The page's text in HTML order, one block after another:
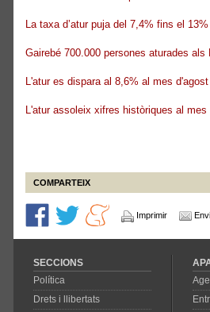
La taxa d’atur puja del 7,4% fins el
Gairebé 700.000 persones aturades
L'atur es dispara al 8,6% al mes
L'atur assoleix xifres històriques al mes
COMPARTEIX
Imprimir
SECCIONS
Política
Drets i llibertats